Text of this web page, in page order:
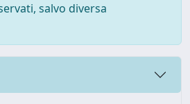
salvo diversa